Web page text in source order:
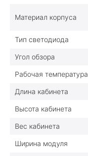
Материал корпуса
Тип светодиода
Угол обзора
Рабочая температура
Длина кабинета
Высота кабинета
Вес кабинета
Ширина модуля